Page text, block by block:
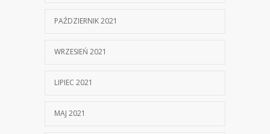
PAŹDZIERNIK 2021
WRZESIEŃ 2021
LIPIEC 2021
MAJ 2021